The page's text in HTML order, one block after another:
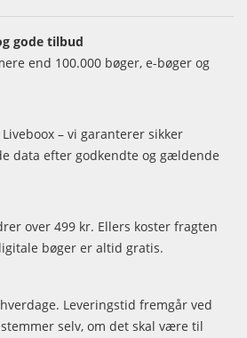
gode tilbud
end 100.000 bøger, e-bøger og
– vi garanterer sikker
data efter godkendte og gældende
over 499 kr. Ellers koster fragten
bøger er altid gratis.
Leveringstid fremgår ved
selv, om det skal være til